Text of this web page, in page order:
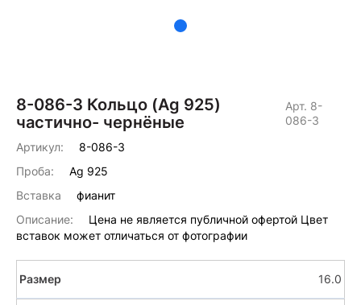
8-086-3 Кольцо (Ag 925)
частично- чернёные
Арт. 8-
086-3
Артикул:
8-086-3
Проба:
Ag 925
Вставка
фианит
Описание:
Цена не является публичной офертой Цвет
вставок может отличаться от фотографии
16.0